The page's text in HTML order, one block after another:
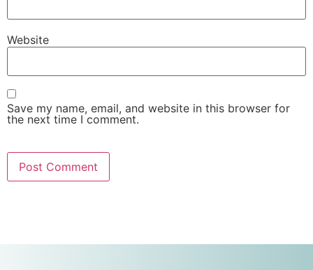
Website
Save my name, email, and website in this browser for
the next time I comment.